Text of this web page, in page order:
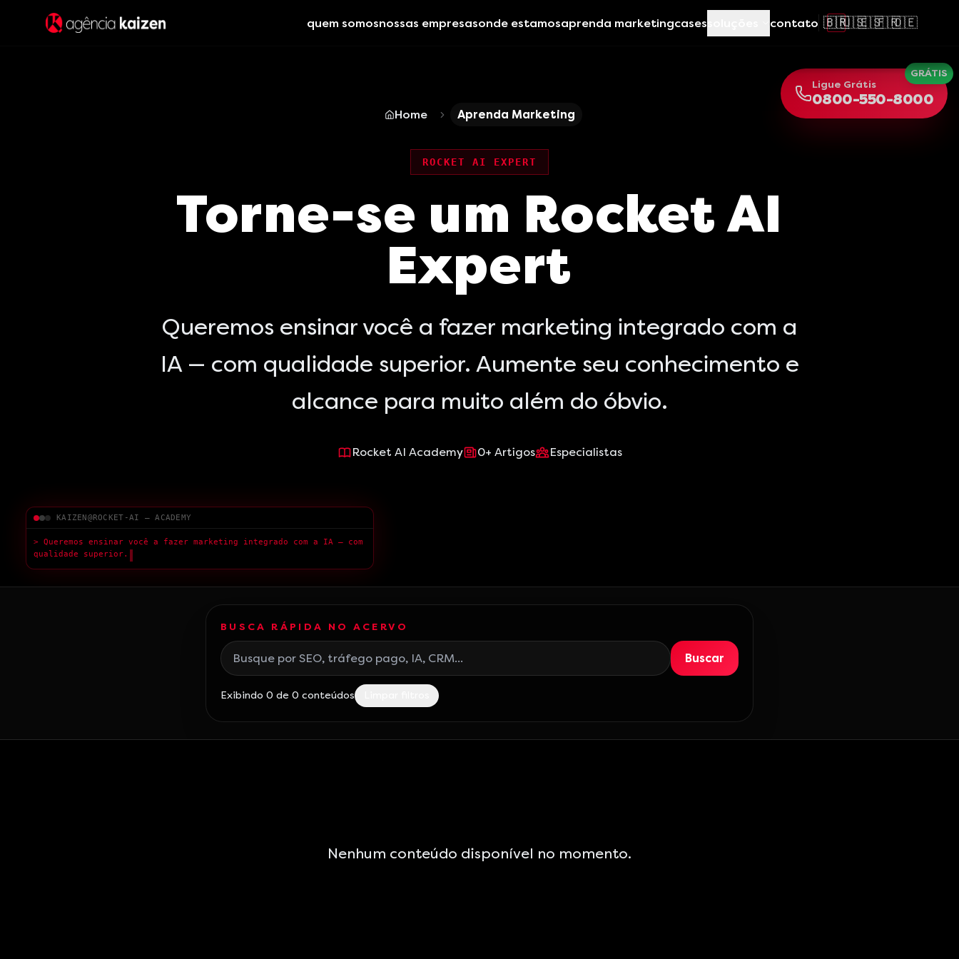
quem somosnossas empresasonde estamosaprenda marketingcases contato 🇧🇷🇺🇸🇪🇸🇫🇷🇩🇪
Home Aprenda Marketing
ROCKET AI EXPERT
Torne-se um Rocket AI
Expert
Queremos ensinar você a fazer marketing integrado com a
IA — com qualidade superior. Aumente seu conhecimento e
alcance para muito além do óbvio.
Rocket AI Academy 0+ Artigos Especialistas
KAIZEN@ROCKET-AI — ACADEMY
> Aumen █
BUSCA RÁPIDA NO ACERVO
Buscar posts do blog
Buscar
Exibindo 0 de 0 conteúdos
Nenhum conteúdo disponível no momento.
Ligue Grátis
0800-550-8000
GRÁTIS